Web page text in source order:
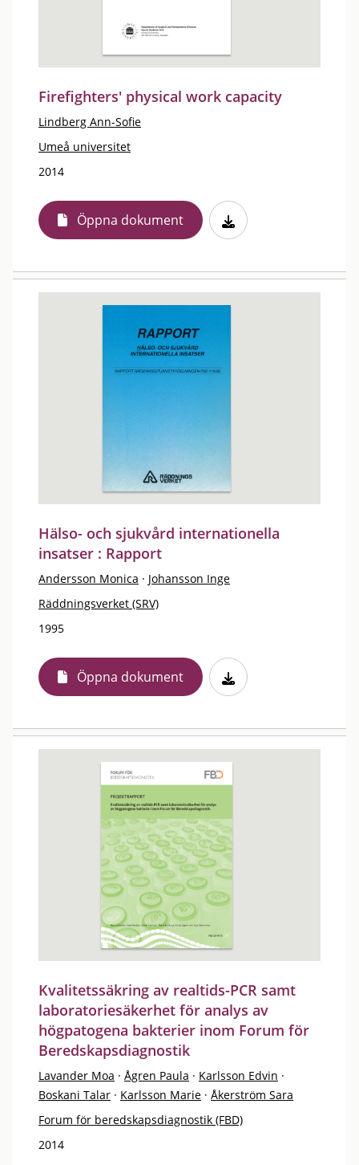
Firefighters' physical work capacity
Lindberg Ann-Sofie
Umeå universitet
2014
Öppna dokument
Hälso- och sjukvård internationella
insatser : Rapport
Andersson Monica · Johansson Inge
Räddningsverket (SRV)
1995
Öppna dokument
Kvalitetssäkring av realtids-PCR samt
laboratoriesäkerhet för analys av
högpatogena bakterier inom Forum för
Beredskapsdiagnostik
Lavander Moa · Ågren Paula · Karlsson Edvin ·
Boskani Talar · Karlsson Marie · Åkerström Sara
Forum för beredskapsdiagnostik (FBD)
2014